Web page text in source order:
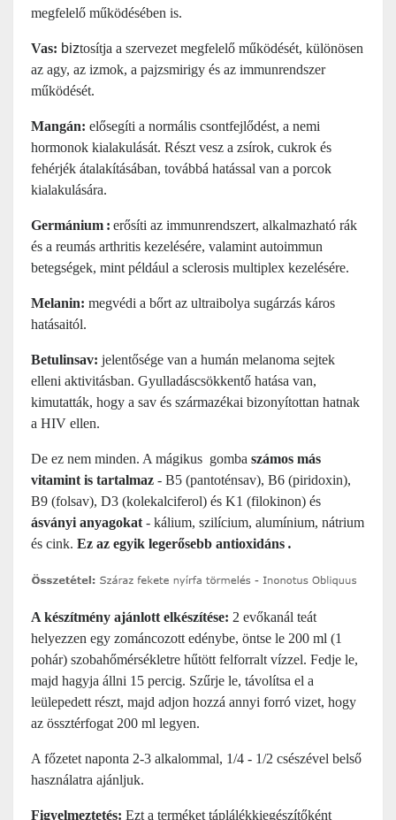
megfelelő működésében is.
Vas: biztosítja a szervezet megfelelő működését, különösen
az agy, az izmok, a pajzsmirigy és az immunrendszer
működését.
Mangán: elősegíti a normális csontfejlődést, a nemi
hormonok kialakulását. Részt vesz a zsírok, cukrok és
fehérjék átalakításában, továbbá hatással van a porcok
kialakulására.
Germánium : erősíti az immunrendszert, alkalmazható rák
és a reumás arthritis kezelésére, valamint autoimmun
betegségek, mint például a sclerosis multiplex kezelésére.
Melanin: megvédi a bőrt az ultraibolya sugárzás káros
hatásaitól.
Betulinsav: jelentősége van a humán melanoma sejtek
elleni aktivitásban. Gyulladáscsökkentő hatása van,
kimutatták, hogy a sav és származékai bizonyítottan hatnak
a HIV ellen.
De ez nem minden. A mágikus gomba számos más
vitamint is tartalmaz - B5 (pantoténsav), B6 ​​(piridoxin),
B9 (folsav), D3 (kolekalciferol) és K1 (filokinon) és
ásványi anyagokat - kálium, szilícium, alumínium, nátrium
és cink. Ez az egyik legerősebb antioxidáns .
A készítmény ajánlott elkészítése: 2 evőkanál teát
helyezzen egy zománcozott edénybe, öntse le 200 ml (1
pohár) szobahőmérsékletre hűtött felforralt vízzel. Fedje le,
majd hagyja állni 15 percig. Szűrje le, távolítsa el a
leülepedett részt, majd adjon hozzá annyi forró vizet, hogy
az össztérfogat 200 ml legyen.
A főzetet naponta 2-3 alkalommal, 1/4 - 1/2 csészével belső
használatra ajánljuk.
Figyelmeztetés: Ezt a terméket táplálékkiegészítőként